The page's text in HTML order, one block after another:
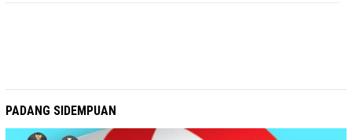
PADANG SIDEMPUAN